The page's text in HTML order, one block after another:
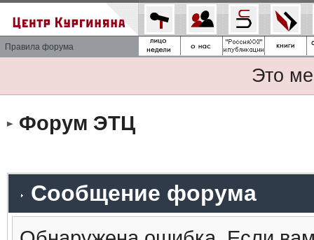
Правила форума
Это
Форум ЭТЦ
Сообщение форума